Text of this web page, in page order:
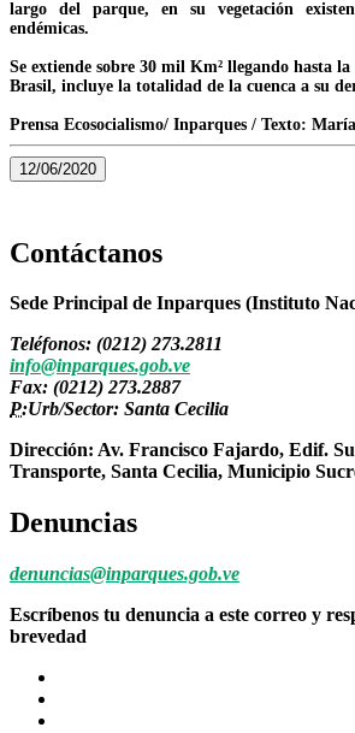
largo del parque, en su vegetación
endémicas.
Se extiende sobre 30 mil Km² llegando hasta
Brasil, incluye la totalidad de la cuenca a su
Prensa Ecosocialismo/ Inparques / Texto:
12/06/2020
Contáctanos
Sede Principal de Inparques (Instituto
Teléfonos: (0212) 273.2811
info@inparques.gob.ve
Fax: (0212) 273.2887
P:Urb/Sector: Santa Cecilia
Dirección: Av. Francisco Fajardo, Edif.
Transporte, Santa Cecilia, Municipio
Denuncias
denuncias@inparques.gob.ve
Escríbenos tu denuncia a este correo y
brevedad